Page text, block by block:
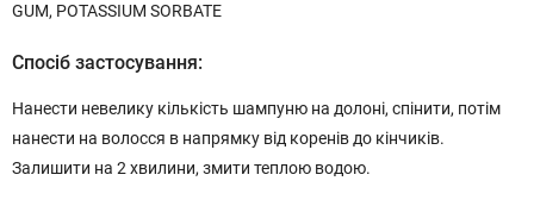
GUM, POTASSIUM SORBATE
Спосіб застосування:
Нанести невелику кількість шампуню на долоні, спінити, потім
нанести на волосся в напрямку від коренів до кінчиків.
Залишити на 2 хвилини, змити теплою водою.